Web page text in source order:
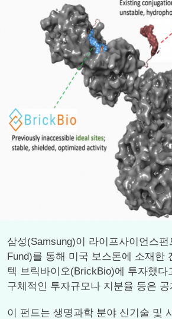
삼성(Samsung)이 라이프사이언스
Fund)를 통해 미국 보스톤에 소재한
텍 브릭바이오(BrickBio)에 투자했다
구체적인 투자규모나 지분율 등은
이 펀드는 생명과학 분야 신기술 및